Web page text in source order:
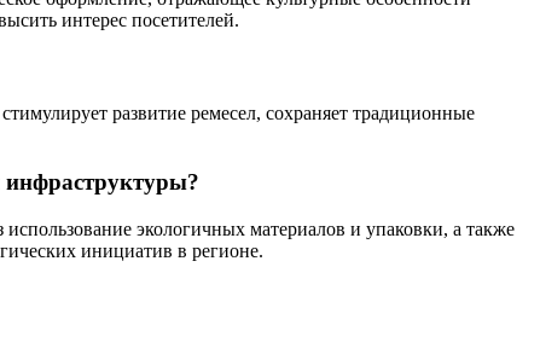
интерес посетителей.
развитие ремесел, сохраняет традиционные
инфраструктуры?
экологичных материалов и упаковки, а также
инициатив в регионе.